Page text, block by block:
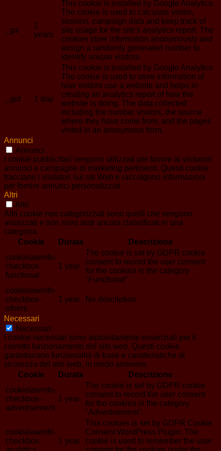
_ga
2
years
This cookie is installed by Google Analytics.
The cookie is used to calculate visitor,
session, campaign data and keep track of
site usage for the site's analytics report. The
cookies store information anonymously and
assign a randomly generated number to
identify unique visitors.
_gid 1 day
This cookie is installed by Google Analytics.
The cookie is used to store information of
how visitors use a website and helps in
creating an analytics report of how the
website is doing. The data collected
including the number visitors, the source
where they have come from, and the pages
visted in an anonymous form.
Annunci
Annunci
I cookie pubblicitari vengono utilizzati per fornire ai visitatori
annunci e campagne di marketing pertinenti. Questi cookie
tracciano i visitatori sui siti Web e raccolgono informazioni
per fornire annunci personalizzati.
Altri
Altri
Altri cookie non categorizzati sono quelli che vengono
analizzati e non sono stati ancora classificati in una
categoria.
Cookie
Durata
Descrizione
cookielawinfo-
checkbox-
functional
1 year
The cookie is set by GDPR cookie
consent to record the user consent
for the cookies in the category
"Functional".
cookielawinfo-
checkbox-
others
1 year No description
Necessari
Necessari
I cookie necessari sono assolutamente essenziali per il
corretto funzionamento del sito web. Questi cookie
garantiscono funzionalità di base e caratteristiche di
sicurezza del sito web, in modo anonimo.
Cookie
Durata
Descrizione
cookielawinfo-
checkbox-
advertisement
1 year
The cookie is set by GDPR cookie
consent to record the user consent
for the cookies in the category
"Advertisement".
cookielawinfo-
checkbox-
1 year
This cookies is set by GDPR Cookie
Consent WordPress Plugin. The
cookie is used to remember the user